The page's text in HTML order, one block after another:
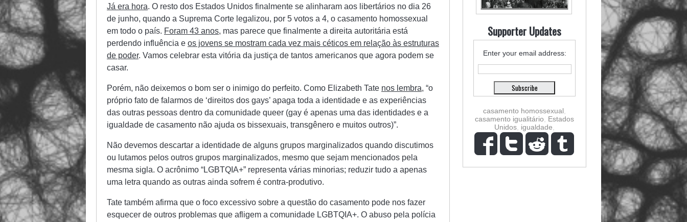
Já era hora. O resto dos Estados Unidos finalmente se alinharam aos libertários no dia 26
de junho, quando a Suprema Corte legalizou, por 5 votos a 4, o casamento homossexual
em todo o país. Foram 43 anos, mas parece que finalmente a direita autoritária está
perdendo influência e os jovens se mostram cada vez mais céticos em relação às estruturas
de poder. Vamos celebrar esta vitória da justiça de tantos americanos que agora podem se
casar.
Porém, não deixemos o bom ser o inimigo do perfeito. Como Elizabeth Tate nos lembra, “o
próprio fato de falarmos de ‘direitos dos gays’ apaga toda a identidade e as experiências
das outras pessoas dentro da comunidade queer (gay é apenas uma das identidades e a
igualdade de casamento não ajuda os bissexuais, transgênero e muitos outros)”.
Não devemos descartar a identidade de alguns grupos marginalizados quando discutimos
ou lutamos pelos outros grupos marginalizados, mesmo que sejam mencionados pela
mesma sigla. O acrônimo “LGBTQIA+” representa várias minorias; reduzir tudo a apenas
uma letra quando as outras ainda sofrem é contra-produtivo.
Tate também afirma que o foco excessivo sobre a questão do casamento pode nos fazer
esquecer de outros problemas que afligem a comunidade LGBTQIA+. O abuso pela polícia
Supporter Updates
Enter your email address:
casamento homossexual
casamento igualitário
Estados
Unidos igualdade